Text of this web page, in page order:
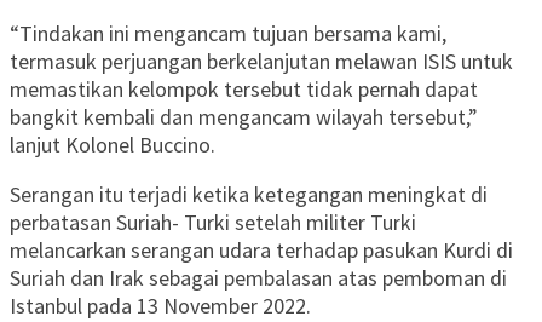
“Tindakan ini mengancam tujuan bersama kami,
termasuk perjuangan berkelanjutan melawan ISIS untuk
memastikan kelompok tersebut tidak pernah dapat
bangkit kembali dan mengancam wilayah tersebut,”
lanjut Kolonel Buccino.
Serangan itu terjadi ketika ketegangan meningkat di
perbatasan Suriah- Turki setelah militer Turki
melancarkan serangan udara terhadap pasukan Kurdi di
Suriah dan Irak sebagai pembalasan atas pemboman di
Istanbul pada 13 November 2022.